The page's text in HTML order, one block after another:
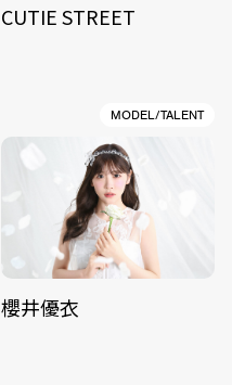
CUTIE STREET
MODEL/TALENT
櫻井優衣